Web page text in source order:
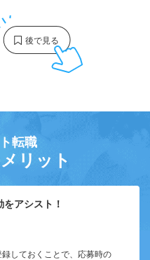
転職
リット
アシスト！
しておくことで、応募時の